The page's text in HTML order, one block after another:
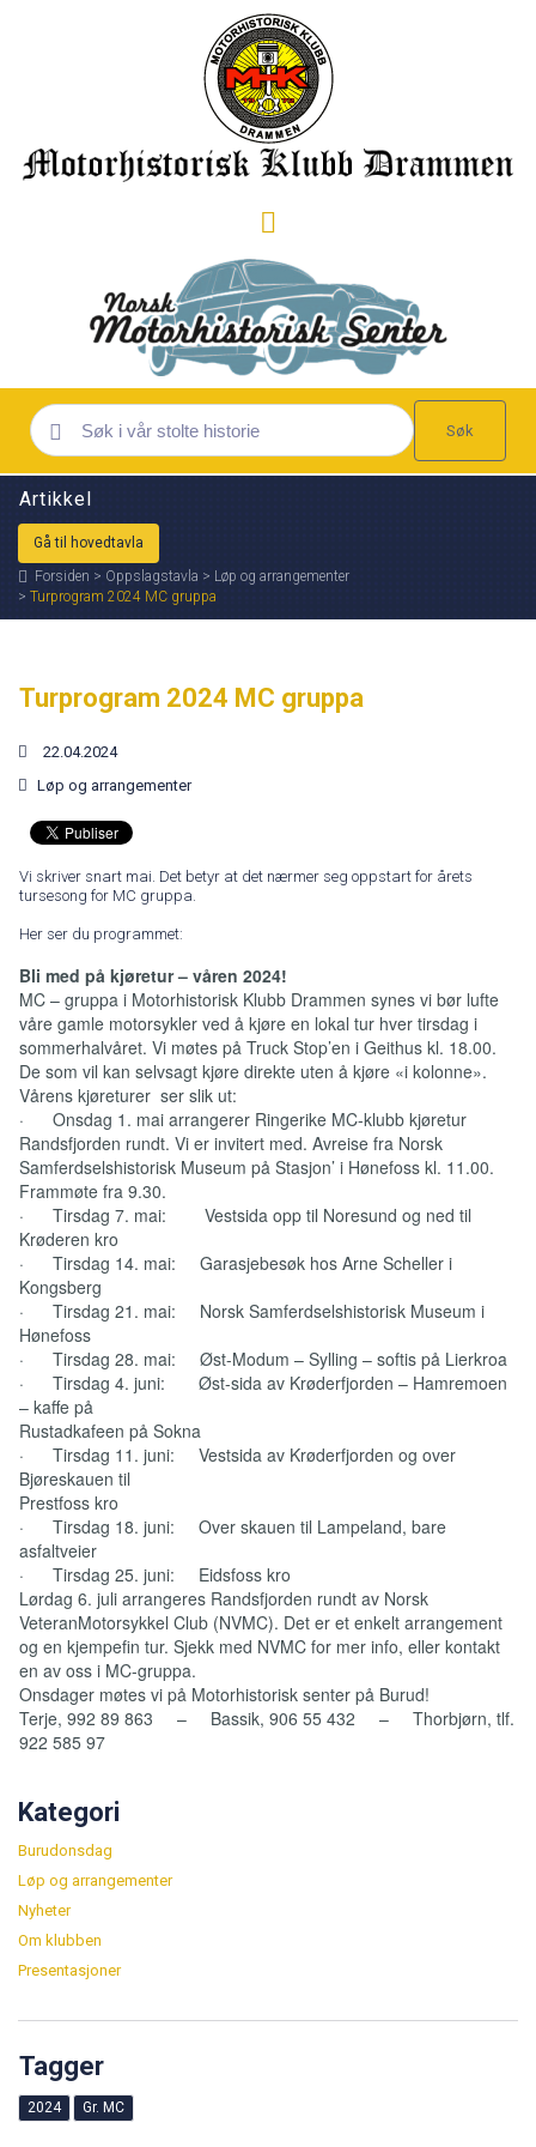
Søk
Artikkel
Gå til hovedtavla
Forsiden > Oppslagstavla > Løp og arrangementer
> Turprogram 2024 MC gruppa
Turprogram 2024 MC gruppa
22.04.2024
Løp og arrangementer
Vi skriver snart mai. Det betyr at det nærmer seg oppstart for årets
tursesong for MC gruppa.
Her ser du programmet:
Bli med på kjøretur – våren 2024!
MC – gruppa i Motorhistorisk Klubb Drammen synes vi bør lufte
våre gamle motorsykler ved å kjøre en lokal tur hver tirsdag i
sommerhalvåret. Vi møtes på Truck Stop’en i Geithus kl. 18.00.
De som vil kan selvsagt kjøre direkte uten å kjøre «i kolonne».
Vårens kjøreturer ser slik ut:
· Onsdag 1. mai arrangerer Ringerike MC-klubb kjøretur
Randsfjorden rundt. Vi er invitert med. Avreise fra Norsk
Samferdselshistorisk Museum på Stasjon’ i Hønefoss kl. 11.00.
Frammøte fra 9.30.
· Tirsdag 7. mai: Vestsida opp til Noresund og ned til
Krøderen kro
· Tirsdag 14. mai: Garasjebesøk hos Arne Scheller i
Kongsberg
· Tirsdag 21. mai: Norsk Samferdselshistorisk Museum i
Hønefoss
· Tirsdag 28. mai: Øst-Modum – Sylling – softis på Lierkroa
· Tirsdag 4. juni: Øst-sida av Krøderfjorden – Hamremoen
– kaffe på
Rustadkafeen på Sokna
· Tirsdag 11. juni: Vestsida av Krøderfjorden og over
Bjøreskauen til
Prestfoss kro
· Tirsdag 18. juni: Over skauen til Lampeland, bare
asfaltveier
· Tirsdag 25. juni: Eidsfoss kro
Lørdag 6. juli arrangeres Randsfjorden rundt av Norsk
VeteranMotorsykkel Club (NVMC). Det er et enkelt arrangement
og en kjempefin tur. Sjekk med NVMC for mer info, eller kontakt
en av oss i MC-gruppa.
Onsdager møtes vi på Motorhistorisk senter på Burud!
Terje, 992 89 863 – Bassik, 906 55 432 – Thorbjørn, tlf.
922 585 97
Kategori
Burudonsdag
Løp og arrangementer
Nyheter
Om klubben
Presentasjoner
Tagger
2024 Gr. MC